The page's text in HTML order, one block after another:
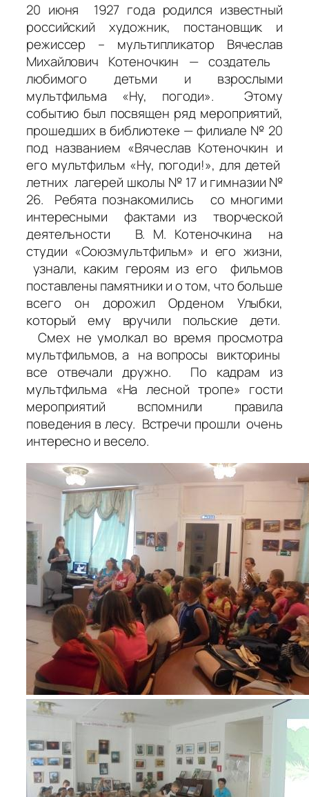
20 июня 1927 года родился известный
российский художник, постановщик и
режиссер – мультипликатор Вячеслав
Михайлович Котеночкин — создатель
любимого детьми и взрослыми
мультфильма «Ну, погоди». Этому
событию был посвящен ряд мероприятий,
прошедших в библиотеке — филиале № 20
под названием «Вячеслав Котеночкин и
его мультфильм «Ну, погоди!», для детей
летних лагерей школы № 17 и гимназии №
26. Ребята познакомились со многими
интересными фактами из творческой
деятельности В. М. Котеночкина на
студии «Союзмультфильм» и его жизни,
узнали, каким героям из его фильмов
поставлены памятники и о том, что больше
всего он дорожил Орденом Улыбки,
который ему вручили польские дети.
Смех не умолкал во время просмотра
мультфильмов, а на вопросы викторины
все отвечали дружно. По кадрам из
мультфильма «На лесной тропе» гости
мероприятий вспомнили правила
поведения в лесу. Встречи прошли очень
интересно и весело.